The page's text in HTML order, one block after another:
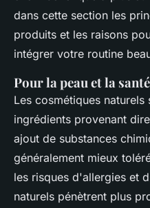
dans cette section les
produits et les raisons
intégrer votre routine
Pour la peau et la santé
Les cosmétiques
ingrédients provenant
ajout de substances
généralement mieux
les risques d'allergies et
naturels pénètrent plus